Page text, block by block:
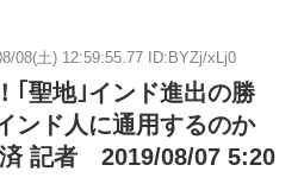
08(土) 12:59:55.77 ID:BYZj/xLj0
｢聖地｣インド進出の勝
ド人に通用するのか
記者 2019/08/07 5:20